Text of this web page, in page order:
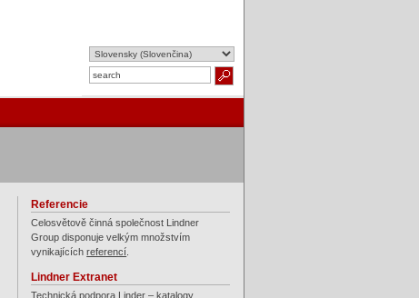
Referencie
Celosvětově činná společnost Lindner
Group disponuje velkým množstvím
vynikajícíchreferencí
Lindner Extranet
Technická podpora Linder – katalogy,